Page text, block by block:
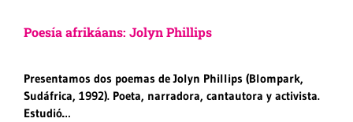
Poesía afrikáans: Jolyn Phillips
Presentamos dos poemas de Jolyn Phillips (Blompark,
Sudáfrica, 1992). Poeta, narradora, cantautora y activista.
Estudió…